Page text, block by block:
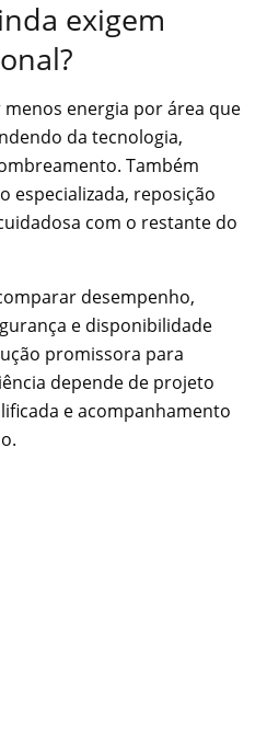
exigem
menos energia por área que
da tecnologia,
Também
especializada, reposição
com o restante do
desempenho,
e disponibilidade
promissora para
depende de projeto
e acompanhamento